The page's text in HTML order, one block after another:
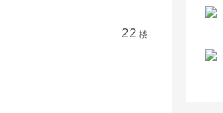
22 楼